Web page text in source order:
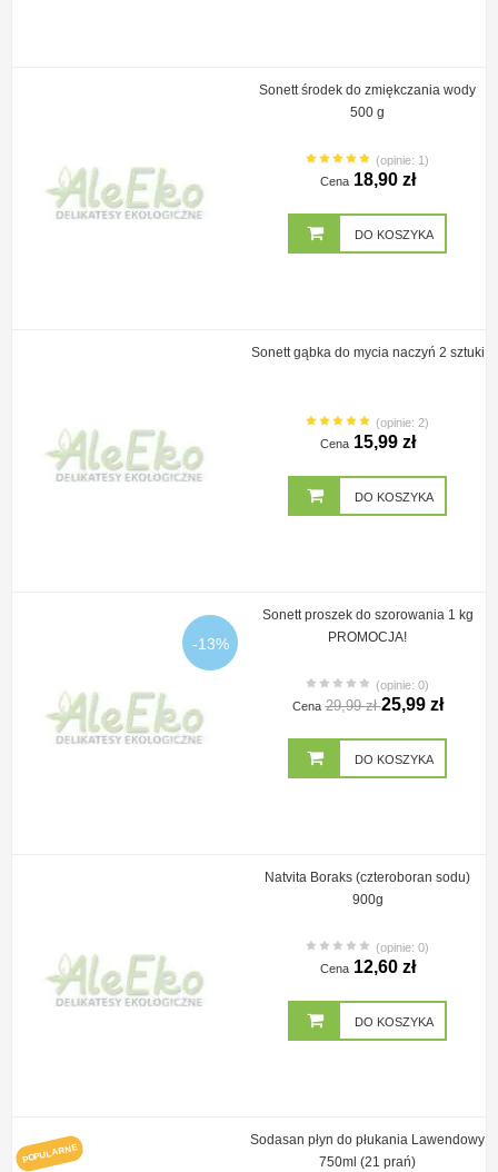
Sonett środek do zmiękczania wody
500 g
(opinie: 1)
Cena 18,90 zł
DO KOSZYKA
Sonett gąbka do mycia naczyń 2 sztuki
(opinie: 2)
Cena 15,99 zł
DO KOSZYKA
-13%
Sonett proszek do szorowania 1 kg
PROMOCJA!
(opinie: 0)
Cena 29,99 zł25,99 zł
DO KOSZYKA
Natvita Boraks (czteroboran sodu)
900g
(opinie: 0)
Cena 12,60 zł
DO KOSZYKA
POPULARNE
Sodasan płyn do płukania Lawendowy
750ml (21 prań)